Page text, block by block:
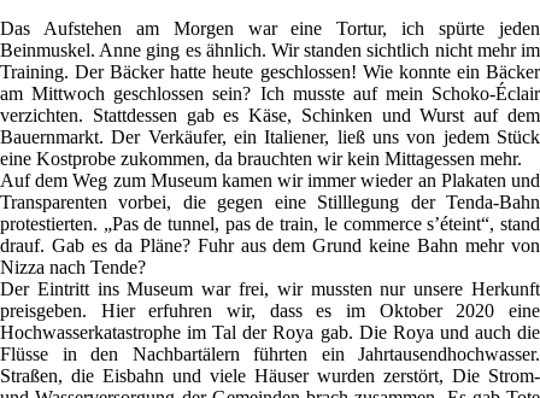
Das Aufstehen am Morgen war eine Tortur, ich spürte jeden
Beinmuskel. Anne ging es ähnlich. Wir standen sichtlich nicht mehr im
Training. Der Bäcker hatte heute geschlossen! Wie konnte ein Bäcker
am Mittwoch geschlossen sein? Ich musste auf mein Schoko-Éclair
verzichten. Stattdessen gab es Käse, Schinken und Wurst auf dem
Bauernmarkt. Der Verkäufer, ein Italiener, ließ uns von jedem Stück
eine Kostprobe zukommen, da brauchten wir kein Mittagessen mehr.
Auf dem Weg zum Museum kamen wir immer wieder an Plakaten und
Transparenten vorbei, die gegen eine Stilllegung der Tenda-Bahn
protestierten. „Pas de tunnel, pas de train, le commerce s’éteint“, stand
drauf. Gab es da Pläne? Fuhr aus dem Grund keine Bahn mehr von
Nizza nach Tende?
Der Eintritt ins Museum war frei, wir mussten nur unsere Herkunft
preisgeben. Hier erfuhren wir, dass es im Oktober 2020 eine
Hochwasserkatastrophe im Tal der Roya gab. Die Roya und auch die
Flüsse in den Nachbartälern führten ein Jahrtausendhochwasser.
Straßen, die Eisbahn und viele Häuser wurden zerstört, Die Strom-